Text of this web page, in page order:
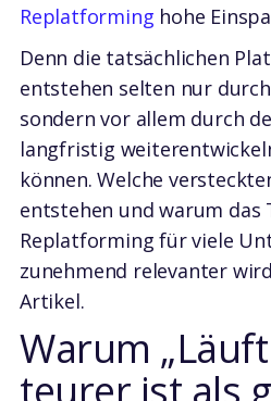
Replatforming hohe
Denn die tatsächlichen
entstehen selten nur
sondern vor allem durch
langfristig
können. Welche
entstehen und warum das
Replatforming für viele
zunehmend relevanter
Artikel.
Warum